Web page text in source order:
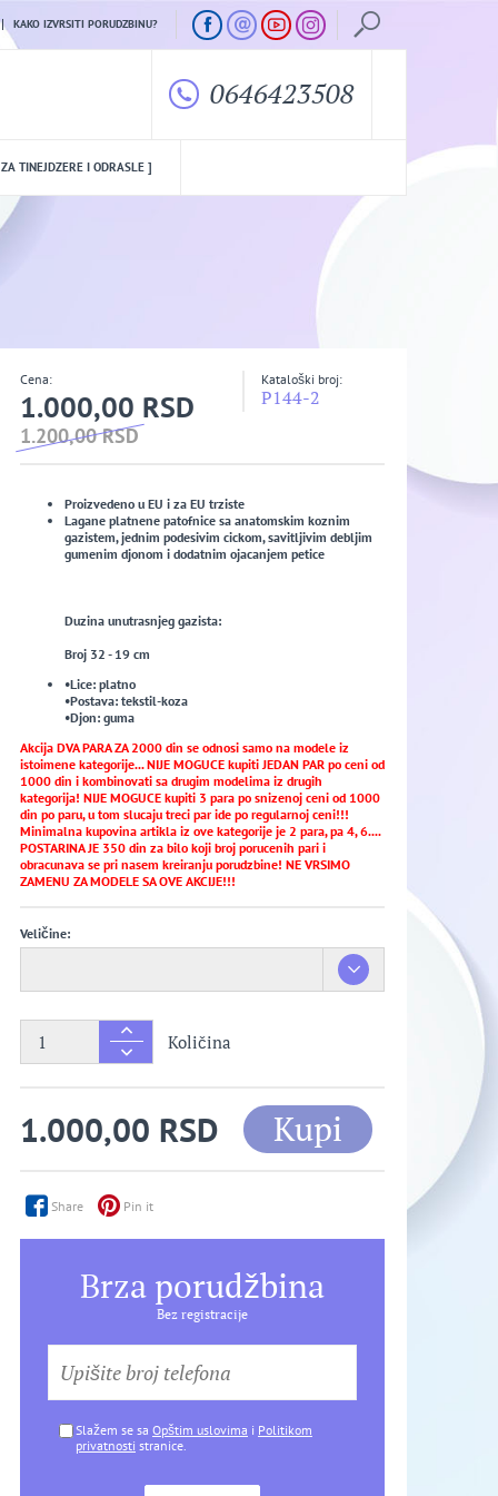
KAKO IZVRSITI PORUDZBINU?
0646423508
TINEJDZERE I ODRASLE ]
Cena:
1.000,00 RSD
1.200,00 RSD
Kataloški broj:
P144-2
Proizvedeno u EU i za EU trziste
Lagane platnene patofnice sa anatomskim koznim
gazistem, jednim podesivim cickom, savitljivim debljim
gumenim djonom i dodatnim ojacanjem petice
Duzina unutrasnjeg gazista:
Broj 32 - 19 cm
•Lice: platno
•Postava: tekstil-koza
•Djon: guma
Akcija DVA PARA ZA 2000 din se odnosi samo na modele iz
istoimene kategorije... NIJE MOGUCE kupiti JEDAN PAR po ceni od
1000 din i kombinovati sa drugim modelima iz drugih
kategorija! NIJE MOGUCE kupiti 3 para po snizenoj ceni od 1000
din po paru, u tom slucaju treci par ide po regularnoj ceni!!!
Minimalna kupovina artikla iz ove kategorije je 2 para, pa 4, 6....
POSTARINA JE 350 din za bilo koji broj porucenih pari i
obracunava se pri nasem kreiranju porudzbine! NE VRSIMO
ZAMENU ZA MODELE SA OVE AKCIJE!!!
Veličine:
Količina
1.000,00 RSD Kupi
Share Pin it
Brza porudžbina
Bez registracije
Slažem se sa Opštim uslovima i Politikom
privatnosti stranice.